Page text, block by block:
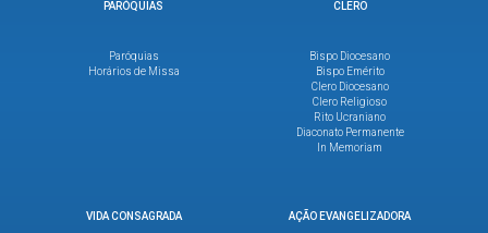
PARÓQUIAS
Paróquias
Horários de Missa
CLERO
Bispo Diocesano
Bispo Emérito
Clero Diocesano
Clero Religioso
Rito Ucraniano
Diaconato Permanente
In Memoriam
VIDA CONSAGRADA AÇÃO EVANGELIZADORA